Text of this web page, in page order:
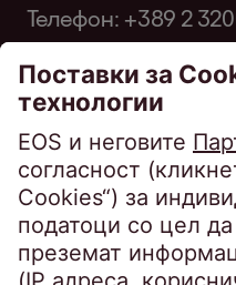
Телефон: +389 2
Факс: +389 2 3200
infomk@eos-
ЧПП за клиенти
SpeakUP - Канал